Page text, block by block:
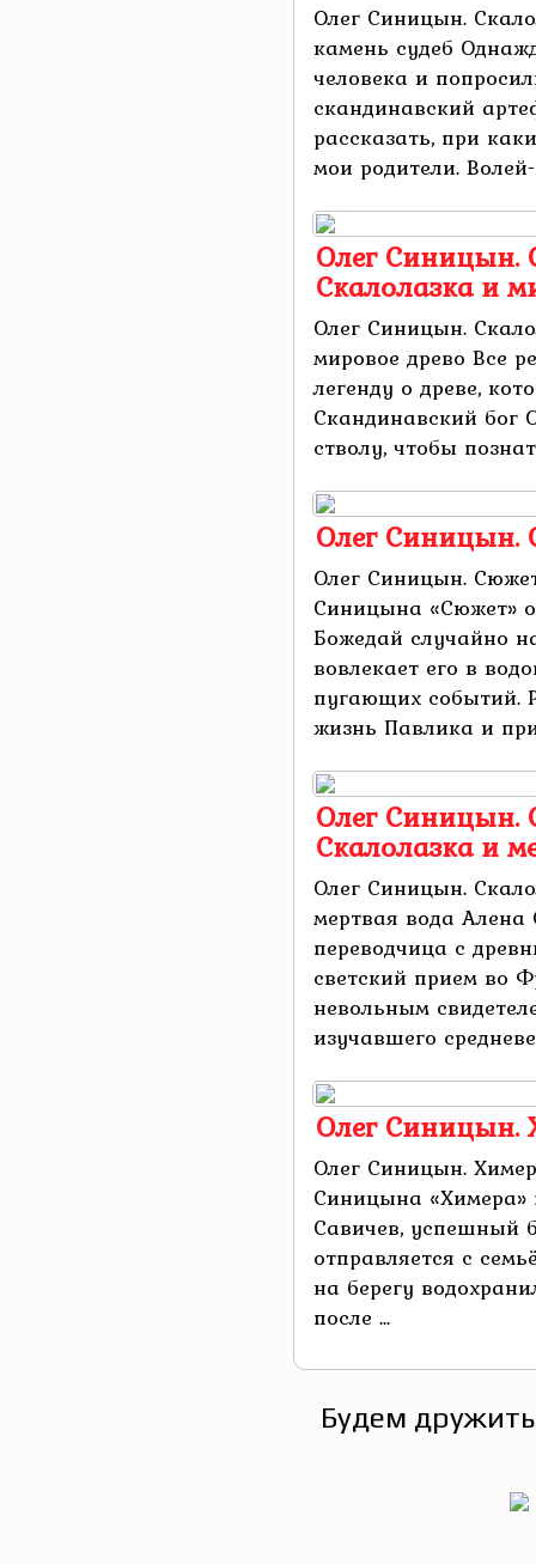
Олег Синицын.
камень судеб
человека и
скандинавский
рассказать, при
мои родители.
Олег Синицын.
Скалолазка и
Олег Синицын.
мировое древо Все
легенду о древе,
Скандинавский бог
стволу, чтобы
Олег Синицын.
Олег Синицын.
Синицына «Сюжет»
Божедай случайно
вовлекает его в
пугающих событий.
жизнь Павлика и
Олег Синицын.
Скалолазка и
Олег Синицын.
мертвая вода Алена
переводчица с
светский прием во
невольным
изучавшего
Олег Синицын.
Олег Синицын.
Синицына «Химера»
Савичев, успешный
отправляется с
на берегу
после ...
Будем